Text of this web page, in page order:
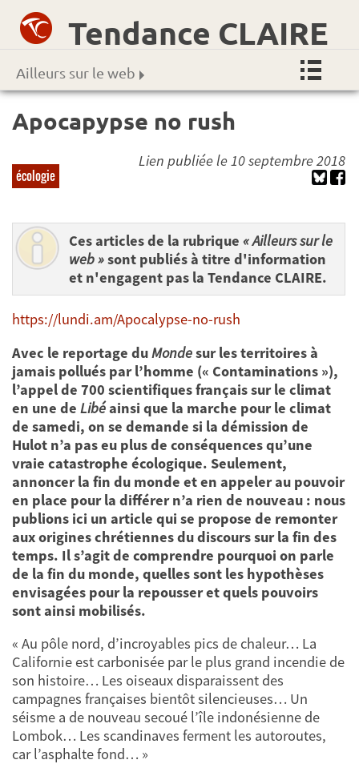
Tendance CLAIRE
Ailleurs sur le web
Apocapypse no rush
écologie
Lien publiée le 10 septembre 2018
Ces articles de la rubrique « Ailleurs sur le
web »sont publiés à titre d'information
et n'engagent pas la Tendance CLAIRE.
https://lundi.am/Apocalypse-no-rush
Avec le reportage duMondesur les territoires à
jamais pollués par l’homme (« Contaminations »),
l’appel de 700 scientifiques français sur le climat
en une de Libéainsi que la marche pour le climat
de samedi, on se demande si la démission de
Hulot n’a pas eu plus de conséquences qu’une
vraie catastrophe écologique. Seulement,
annoncer la fin du monde et en appeler au pouvoir
en place pour la différer n’a rien de nouveau : nous
publions ici un article qui se propose de remonter
aux origines chrétiennes du discours sur la fin des
temps. Il s’agit de comprendre pourquoi on parle
de la fin du monde, quelles sont les hypothèses
envisagées pour la repousser et quels pouvoirs
sont ainsi mobilisés.
« Au pôle nord, d’incroyables pics de chaleur… La
Californie est carbonisée par le plus grand incendie de
son histoire… Les oiseaux disparaissent des
campagnes françaises bientôt silencieuses… Un
séisme a de nouveau secoué l’île indonésienne de
Lombok… Les scandinaves ferment les autoroutes,
car l’asphalte fond… »